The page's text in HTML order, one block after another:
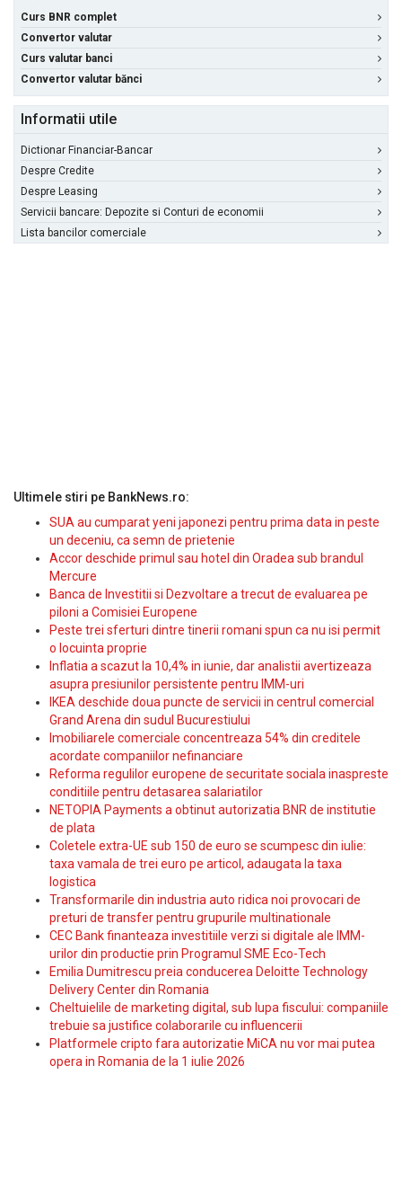
Curs BNR complet
Convertor valutar
Curs valutar banci
Convertor valutar bănci
Informatii utile
Dictionar Financiar-Bancar
Despre Credite
Despre Leasing
Servicii bancare: Depozite si Conturi de economii
Lista bancilor comerciale
Ultimele stiri pe BankNews.ro:
SUA au cumparat yeni japonezi pentru prima data in peste
un deceniu, ca semn de prietenie
Accor deschide primul sau hotel din Oradea sub brandul
Mercure
Banca de Investitii si Dezvoltare a trecut de evaluarea pe
piloni a Comisiei Europene
Peste trei sferturi dintre tinerii romani spun ca nu isi permit
o locuinta proprie
Inflatia a scazut la 10,4% in iunie, dar analistii avertizeaza
asupra presiunilor persistente pentru IMM-uri
IKEA deschide doua puncte de servicii in centrul comercial
Grand Arena din sudul Bucurestiului
Imobiliarele comerciale concentreaza 54% din creditele
acordate companiilor nefinanciare
Reforma regulilor europene de securitate sociala inaspreste
conditiile pentru detasarea salariatilor
NETOPIA Payments a obtinut autorizatia BNR de institutie
de plata
Coletele extra-UE sub 150 de euro se scumpesc din iulie:
taxa vamala de trei euro pe articol, adaugata la taxa
logistica
Transformarile din industria auto ridica noi provocari de
preturi de transfer pentru grupurile multinationale
CEC Bank finanteaza investitiile verzi si digitale ale IMM-
urilor din productie prin Programul SME Eco-Tech
Emilia Dumitrescu preia conducerea Deloitte Technology
Delivery Center din Romania
Cheltuielile de marketing digital, sub lupa fiscului: companiile
trebuie sa justifice colaborarile cu influencerii
Platformele cripto fara autorizatie MiCA nu vor mai putea
opera in Romania de la 1 iulie 2026